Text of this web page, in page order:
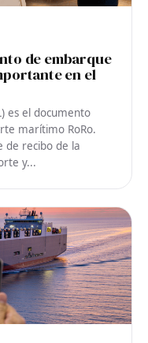
de embarque
en el
es el documento
marítimo RoRo.
de recibo de la
y...